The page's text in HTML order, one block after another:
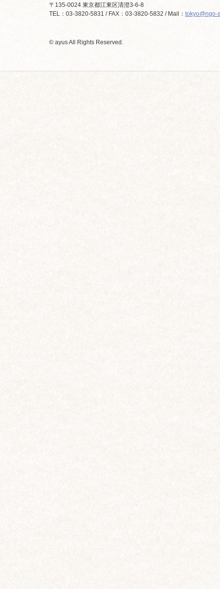
〒135-0024 東京都江東区清澄3-6-8
TEL：03-3820-5831 / FAX：03-3820-5832 / Mail： tokyo@ngo-
© ayus All Rights Reserved.